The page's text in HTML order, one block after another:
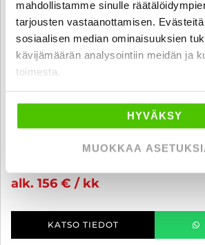
mahdollistamme sinulle
tarjousten vastaanottamisen.
sosiaalisen median ominaisuuksien
kävijämäärän analysointiin meidän ja
toimesta.
HYVÄKSY
MUOKKAA
Ford Fiesta
maksuaikaa! - Hieno ST! / Suomi-Auto /
7/2026 / Cruise / Lohkolämmitin / 2x Renkaat /
alk. 156 € / kk
KATSO TIEDOT